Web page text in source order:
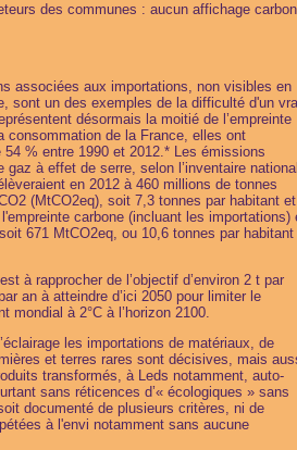
des communes : aucun affichage
associées aux importations, non visibles en
sont un des exemples de la difficulté d'un
désormais la moitié de l’empreinte
consommation de la France, elles ont
54 % entre 1990 et 2012.* Les émissions
gaz à effet de serre, selon l’inventaire national
en 2012 à 460 millions de tonnes
(MtCO2eq), soit 7,3 tonnes par habitant et
carbone (incluant les importations)
671 MtCO2eq, ou 10,6 tonnes par habitant
à rapprocher de l’objectif d’environ 2 t par
an à atteindre d’ici 2050 pour limiter le
mondial à 2°C à l’horizon 2100.
les importations de matériaux, de
et terres rares sont décisives, mais
transformés, à Leds notamment, auto-
sans réticences d’« écologiques » sans
documenté de plusieurs critères, ni de
à l'envi notamment sans aucune